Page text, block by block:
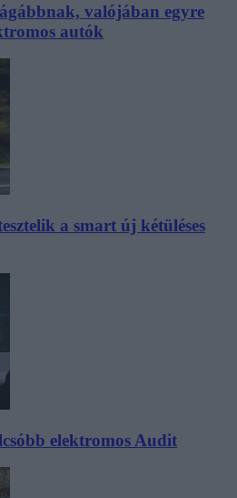
valójában egyre
autók
a smart új kétüléses
elektromos Audit